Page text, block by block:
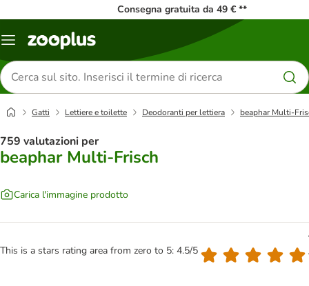
Consegna gratuita da 49 € **
Overview
Cerca
prodotti
Gatti Lettiere e toilette Deodoranti per lettiera beaphar Multi-
759 valutazioni per
beaphar Multi-Frisch
Carica l'immagine prodotto
This is a stars rating area from zero to 5: 4.5/5